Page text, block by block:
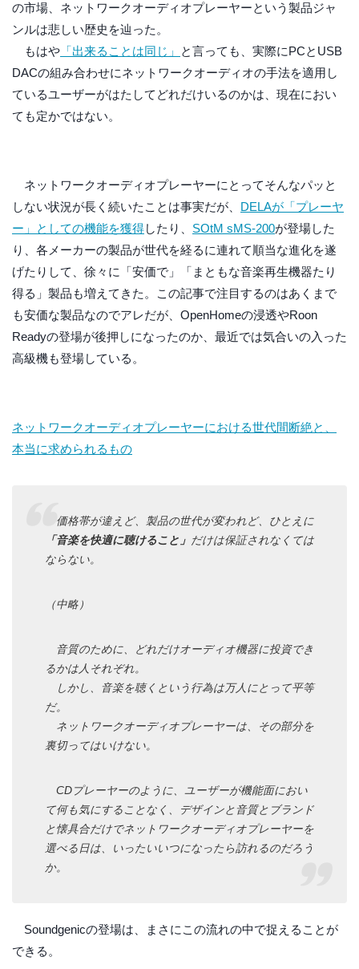
の市場、ネットワークオーディオプレーヤーという製品ジャ
ンルは悲しい歴史を辿った。
もはや 「出来ることは同じ」
と言っても、実際にPCとUSB
DACの組み合わせにネットワークオーディオの手法を適用し
ているユーザーがはたしてどれだけいるのかは、現在におい
ても定かではない。
ネットワークオーディオプレーヤーにとってそんなパッと
しない状況が長く続いたことは事実だが、 DELAが「プレーヤ
ー」としての機能を獲得したり、 SOtM sMS-200が登場した
り、各メーカーの製品が世代を経るに連れて順当な進化を遂
げたりして、徐々に「安価で」「まともな音楽再生機器たり
得る」製品も増えてきた。この記事で注目するのはあくまで
も安価な製品なのでアレだが、OpenHomeの浸透やRoon
Readyの登場が後押しになったのか、最近では気合いの入った
高級機も登場している。
ネットワークオーディオプレーヤーにおける世代間断絶と、
本当に求められるもの
価格帯が違えど、製品の世代が変われど、ひとえに
「音楽を快適に聴けること」 だけは保証されなくては
ならない。
（中略）
音質のために、どれだけオーディオ機器に投資でき
るかは人それぞれ。
しかし、音楽を聴くという行為は万人にとって平等
だ。
ネットワークオーディオプレーヤーは、その部分を
裏切ってはいけない。
CDプレーヤーのように、ユーザーが機能面におい
て何も気にすることなく、デザインと音質とブランド
と懐具合だけでネットワークオーディオプレーヤーを
選べる日は、いったいいつになったら訪れるのだろう
か。
Soundgenicの登場は、まさにこの流れの中で捉えることが
できる。